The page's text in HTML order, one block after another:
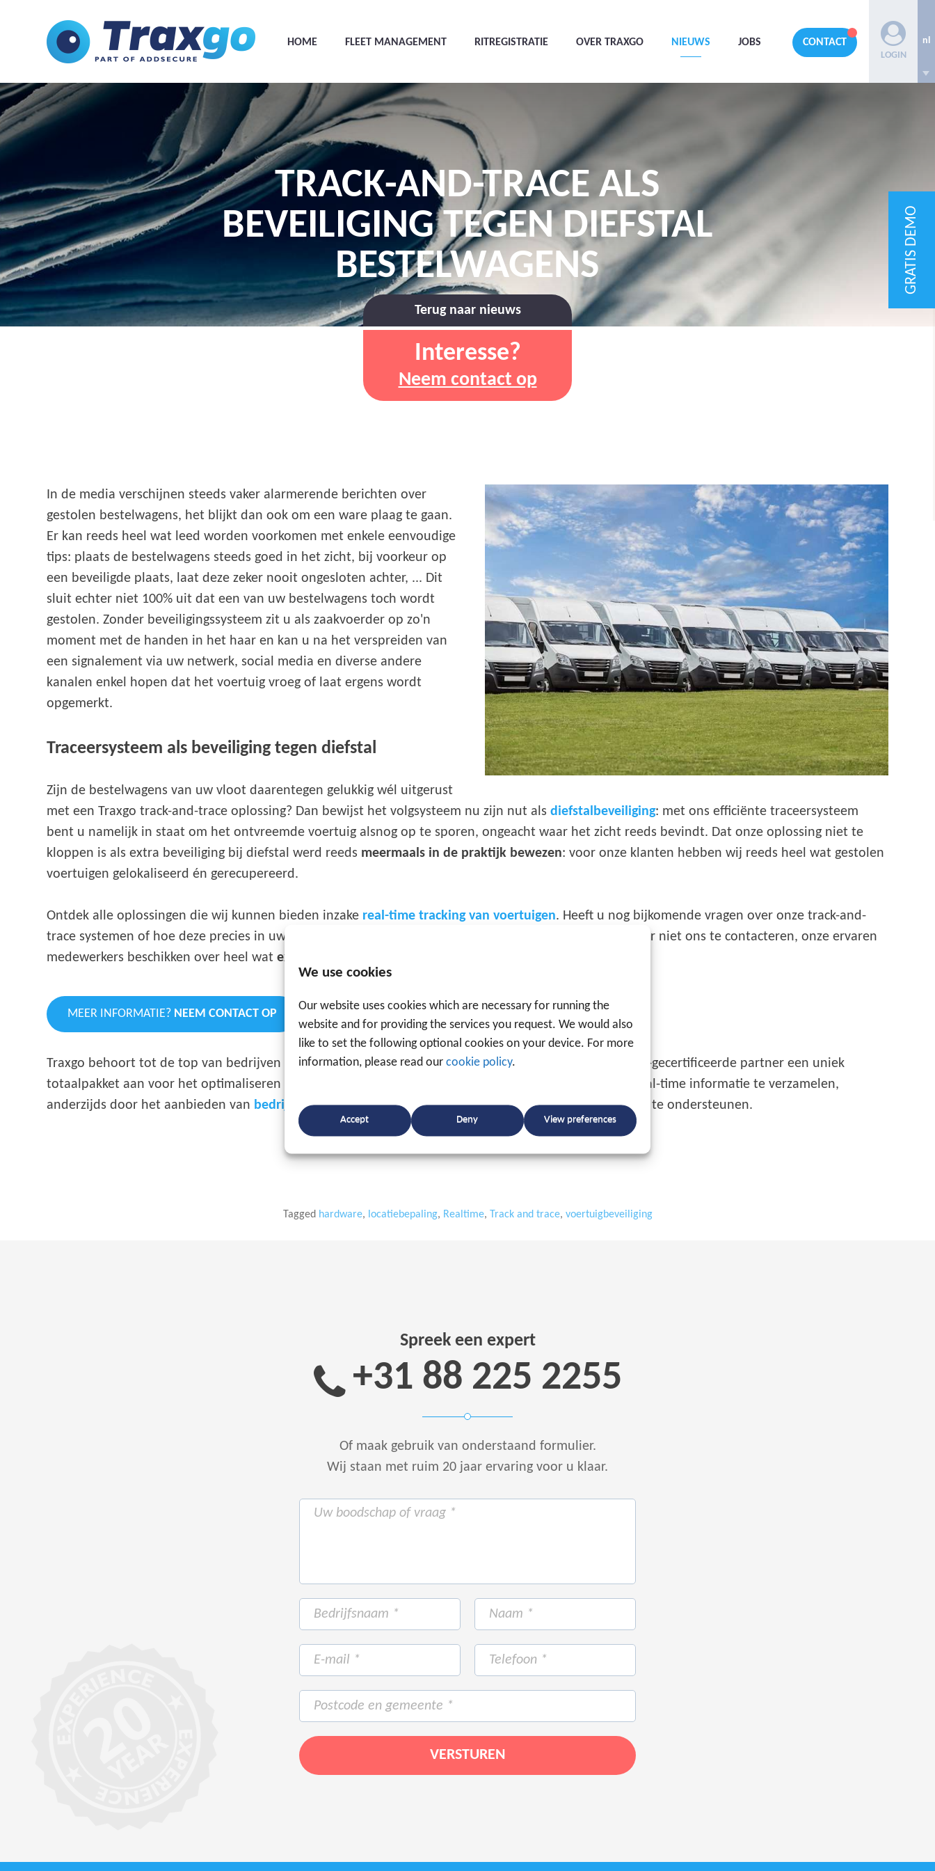
We use cookies
Our website uses cookies which are necessary for running the
website and for providing the services you request. We would also
like to set the following optional cookies on your device. For more
information, please read our cookie policy.
Accept Deny View preferences
HOME FLEET MANAGEMENT RITREGISTRATIE OVER TRAXGO NIEUWS JOBS CONTACT
LOGIN
nl
TRACK-AND-TRACE ALS
BEVEILIGING TEGEN DIEFSTAL
BESTELWAGENS
Terug naar nieuws
Interesse?
Neem contact op
In de media verschijnen steeds vaker alarmerende berichten over
gestolen bestelwagens, het blijkt dan ook om een ware plaag te gaan.
Er kan reeds heel wat leed worden voorkomen met enkele eenvoudige
tips: plaats de bestelwagens steeds goed in het zicht, bij voorkeur op
een beveiligde plaats, laat deze zeker nooit ongesloten achter, ... Dit
sluit echter niet 100% uit dat een van uw bestelwagens toch wordt
gestolen. Zonder beveiligingssysteem zit u als zaakvoerder op zo'n
moment met de handen in het haar en kan u na het verspreiden van
een signalement via uw netwerk, social media en diverse andere
kanalen enkel hopen dat het voertuig vroeg of laat ergens wordt
opgemerkt.
Traceersysteem als beveiliging tegen diefstal
Zijn de bestelwagens van uw vloot daarentegen gelukkig wél uitgerust
met een Traxgo track-and-trace oplossing? Dan bewijst het volgsysteem nu zijn nut alsdiefstalbeveiliging: met ons efficiënte traceersysteem
bent u namelijk in staat om het ontvreemde voertuig alsnog op te sporen, ongeacht waar het zicht reeds bevindt. Dat onze oplossing niet te
kloppen is als extra beveiliging bij diefstal werd reeds meermaals in de praktijk bewezen: voor onze klanten hebben wij reeds heel wat gestolen
voertuigen gelokaliseerd én gerecupereerd.
Ontdek alle oplossingen die wij kunnen bieden inzake real-time tracking van voertuigen. Heeft u nog bijkomende vragen over onze track-and-
trace systemen of hoe deze precies in uw wagenpark of bedrijf kunnen worden ingezet? Aarzel dan zeker niet ons te contacteren, onze ervaren
medewerkers beschikken over heel watexpertise
MEER INFORMATIE? NEEM CONTACT OP
Traxgo behoort tot de top van bedrijven actief intracking & tracingen biedt als gespecialiseerde en ISO-gecertificeerde partner een uniek
totaalpakket aan voor het optimaliseren van de bedrijfsprocessen, enerzijds met een platform om in real-time informatie te verzamelen,
anderzijds door het aanbieden van bedrijfssoftwareom de klant inzicht te geven en kostenbesparingen te ondersteunen.
Tagged hardware, locatiebepaling, Realtime, Track and trace, voertuigbeveiliging
Spreek een expert
+31 88 225 2255
Of maak gebruik van onderstaand formulier.
Wij staan met ruim 20 jaar ervaring voor u klaar.
GRATIS DEMO